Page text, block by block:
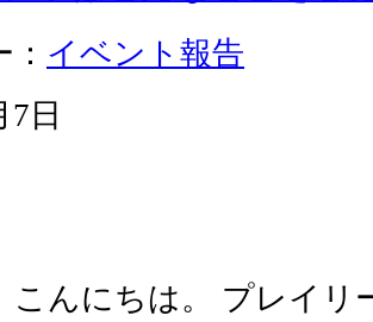
イベント報告
7日
こんにちは。 プレイリ